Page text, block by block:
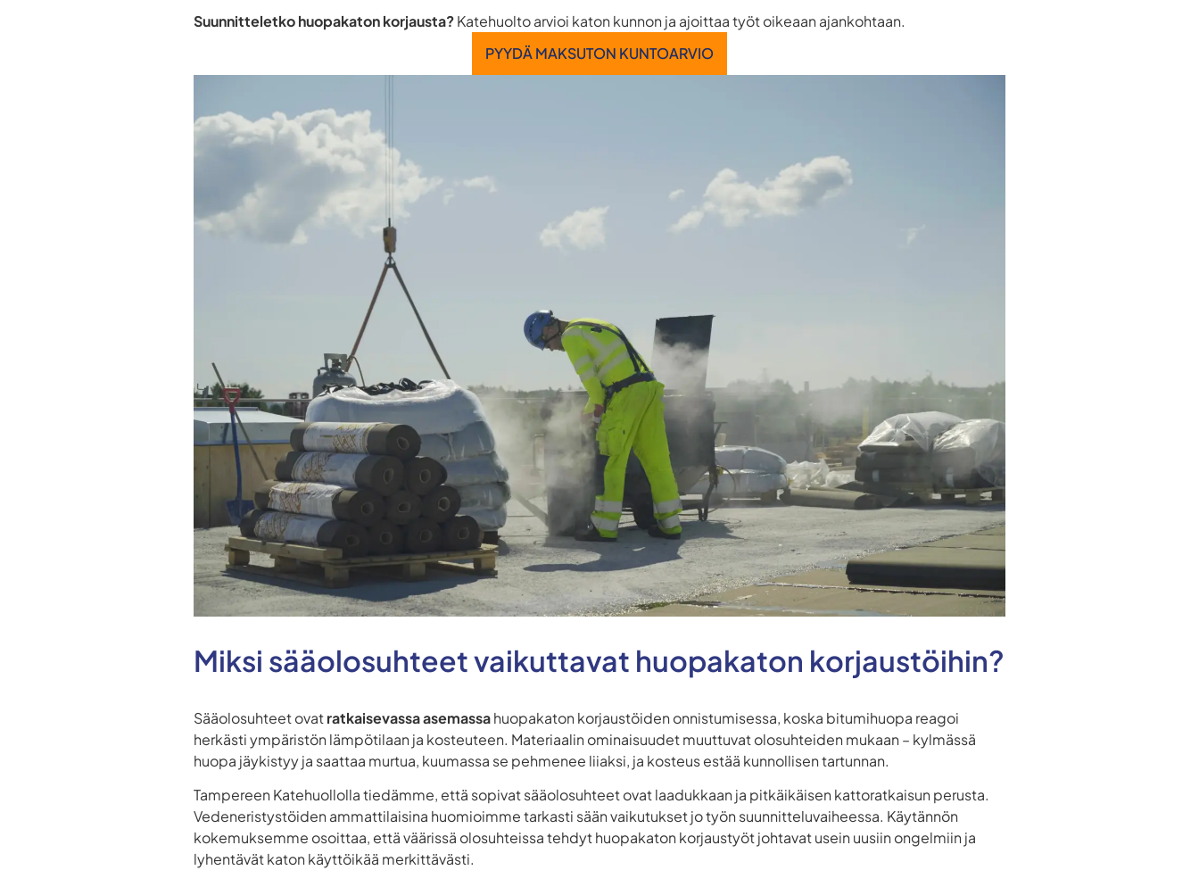
Suunnitteletko huopakaton korjausta?Katehuolto arvioi katon kunnon ja ajoittaa työt oikeaan ajankohtaan.
PYYDÄ MAKSUTON KUNTOARVIO
Miksi sääolosuhteet vaikuttavat huopakaton korjaustöihin?
Sääolosuhteet ovatratkaisevassa asemassahuopakaton korjaustöiden onnistumisessa, koska bitumihuopa reagoi
herkästi ympäristön lämpötilaan ja kosteuteen. Materiaalin ominaisuudet muuttuvat olosuhteiden mukaan – kylmässä
huopa jäykistyy ja saattaa murtua, kuumassa se pehmenee liiaksi, ja kosteus estää kunnollisen tartunnan.
Tampereen Katehuollolla tiedämme, että sopivat sääolosuhteet ovat laadukkaan ja pitkäikäisen kattoratkaisun perusta.
Vedeneristystöiden ammattilaisina huomioimme tarkasti sään vaikutukset jo työn suunnitteluvaiheessa. Käytännön
kokemuksemme osoittaa, että väärissä olosuhteissa tehdyt huopakaton korjaustyöt johtavat usein uusiin ongelmiin ja
lyhentävät katon käyttöikää merkittävästi.